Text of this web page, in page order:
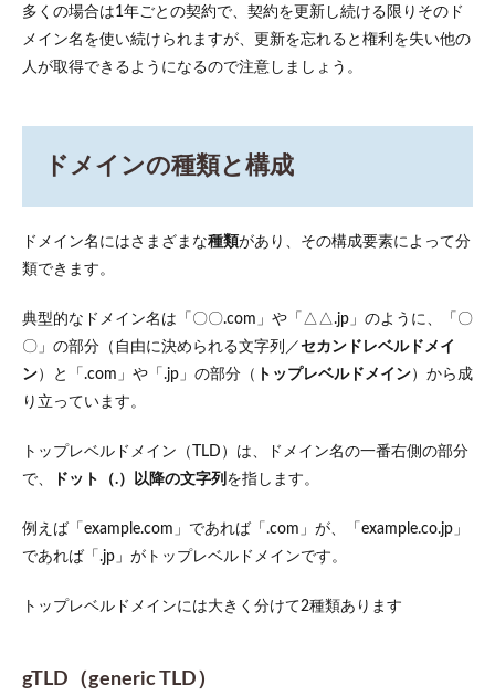
ット
3.3
共有
のメ
ト
イン
取得
（初
めて
向
け）
サー
バー
メイ
ンの
関係
サー
メイ
多くの場合は1年ごとの契約で、契約を更新し続ける限りそのド
メイン名を使い続けられますが、更新を忘れると権利を失い他の
人が取得できるようになるので注意しましょう。
ドメインの種類と構成
ドメイン名にはさまざまな種類があり、その構成要素によって分
類できます。
典型的なドメイン名は「〇〇.com」や「△△.jp」のように、「〇
〇」の部分（自由に決められる文字列／セカンドレベルドメイ
ン）と「.com」や「.jp」の部分（ トップレベルドメイン）から成
り立っています。
トップレベルドメイン（TLD）は、ドメイン名の一番右側の部分
で、
ドット（.）以降の文字列 を指します。
例えば「example.com」であれば「.com」が、「example.co.jp」
であれば「.jp」がトップレベルドメインです。
トップレベルドメインには大きく分けて2種類あります
gTLD（generic TLD）